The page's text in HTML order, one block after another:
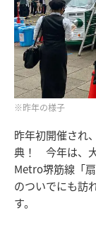
※昨年の様子
昨年初開催され
典！ 今年は、
Metro堺筋線「
のついでにも訪
す。